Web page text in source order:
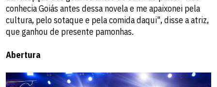
conhecia Goiás antes dessa novela e me apaixonei pela
cultura, pelo sotaque e pela comida daqui", disse a atriz,
que ganhou de presente pamonhas.
Abertura